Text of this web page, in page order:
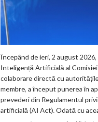
Începând de ieri, 2 august
Inteligență Artificială al
colaborare directă cu
membre, a început punerea în
prevederi din Regulamentul
artificială (AI Act). Odată cu